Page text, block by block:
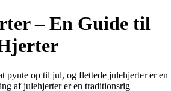
– En Guide til
pynte op til jul, og flettede julehjerter er en
af julehjerter er en traditionsrig